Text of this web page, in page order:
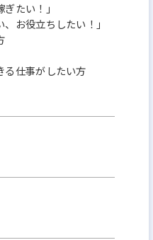
たい！」
お役立ちしたい！」
仕事がしたい方